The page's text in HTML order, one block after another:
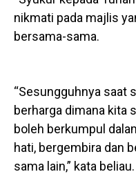
nikmati pada majlis
bersama-sama.
“Sesungguhnya saat
berharga dimana kita
boleh berkumpul
hati, bergembira dan
sama lain,” kata beliau.